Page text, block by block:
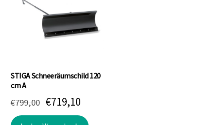
STIGA Schneeräumschild 120
cm A
€799,00 Ursprünglicher
Preis
€719,10Aktueller
Preis